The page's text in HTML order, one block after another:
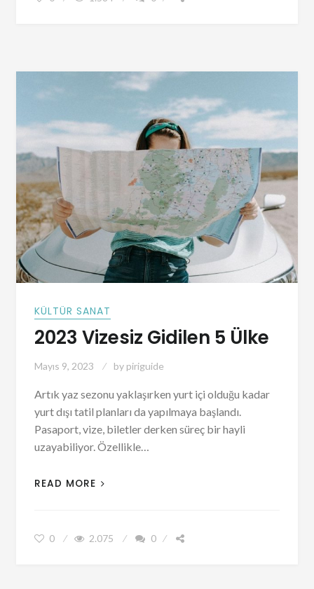
KÜLTÜR SANAT
2023 Vizesiz Gidilen 5 Ülke
Mayıs 9, 2023 by piriguide
Artık yaz sezonu yaklaşırken yurt içi olduğu kadar
yurt dışı tatil planları da yapılmaya başlandı.
Pasaport, vize, biletler derken süreç bir hayli
uzayabiliyor. Özellikle…
READ MORE
0 2.075 0